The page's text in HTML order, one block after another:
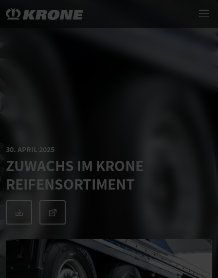
30. APRIL 2025
ZUWACHS IM KRONE
REIFENSORTIMENT